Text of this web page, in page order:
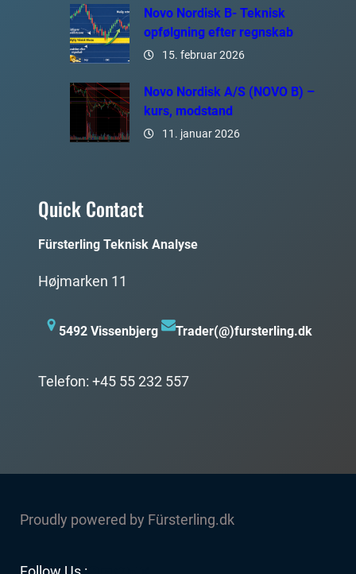
Novo Nordisk B- Teknisk
opfølgning efter regnskab
15. februar 2026
Novo Nordisk A/S (NOVO B) –
kurs, modstand
11. januar 2026
Quick Contact
Fürsterling Teknisk Analyse
Højmarken 11
5492 Vissenbjerg Trader(@)fursterling.dk
Telefon: +45 55 232 557
Proudly powered by Fürsterling.dk